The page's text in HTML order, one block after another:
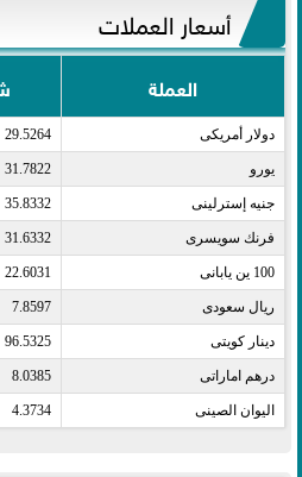
أسعار العملات
العملة
دولار أمريكى​ 29.5264
يورو​ 31.7822
جنيه إسترلينى​ 35.8332
فرنك سويسرى​ 31.6332
100 ين يابانى​ 22.6031
ريال سعودى​ 7.8597
دينار كويتى​ 96.5325
درهم اماراتى​ 8.0385
اليوان الصينى​ 4.3734